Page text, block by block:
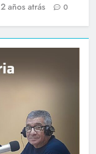
2 años atrás 0